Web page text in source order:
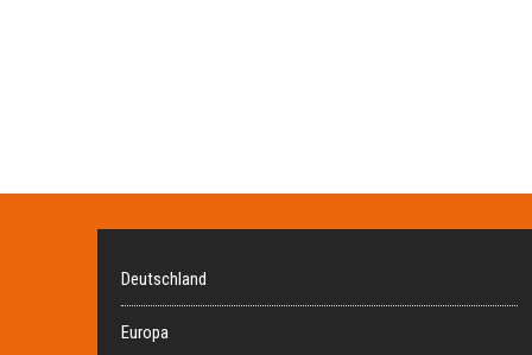
Deutschland
Europa